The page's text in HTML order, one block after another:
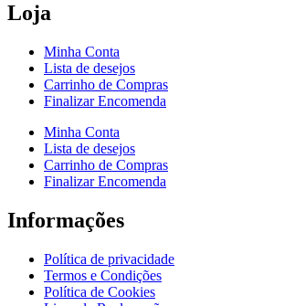
Loja
Minha Conta
Lista de desejos
Carrinho de Compras
Finalizar Encomenda
Minha Conta
Lista de desejos
Carrinho de Compras
Finalizar Encomenda
Informações
Política de privacidade
Termos e Condições
Política de Cookies